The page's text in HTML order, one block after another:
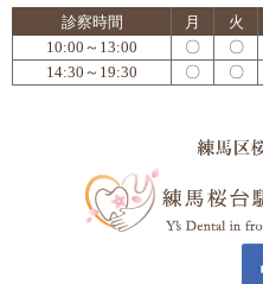
診察時間 月 火
10:00～13:00
〇 〇
14:30～19:30
〇 〇